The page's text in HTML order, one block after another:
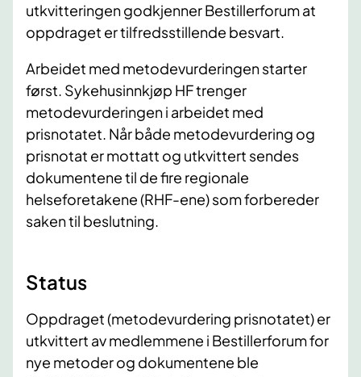
utkvitteringen godkjenner Bestillerforum at
oppdraget er tilfredsstillende besvart.
Arbeidet med metodevurderingen starter
først. Sykehusinnkjøp HF trenger
metodevurderingen i arbeidet med
prisnotatet. Når både metodevurdering og
prisnotat er mottatt og utkvittert sendes
dokumentene til de fire regionale
helseforetakene (RHF-ene) som forbereder
saken til beslutning.
Status
Oppdraget (metodevurdering prisnotatet) er
utkvittert av medlemmene i Bestillerforum for
nye metoder og dokumentene ble